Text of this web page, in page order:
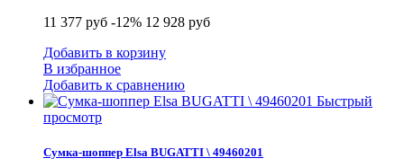
11 377 руб -12% 12 928 руб
Добавить в корзину
В избранное
Добавить к сравнению
Быстрый
просмотр
Сумка-шоппер Elsa BUGATTI \ 49460201